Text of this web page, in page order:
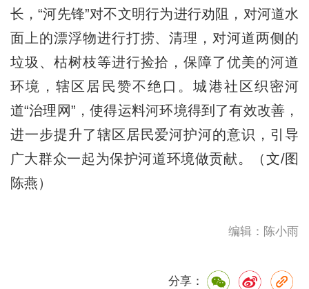
长，“河先锋”对不文明行为进行劝阻，对河道水
面上的漂浮物进行打捞、清理，对河道两侧的
垃圾、枯树枝等进行捡拾，保障了优美的河道
环境，辖区居民赞不绝口。城港社区织密河
道“治理网”，使得运料河环境得到了有效改善，
进一步提升了辖区居民爱河护河的意识，引导
广大群众一起为保护河道环境做贡献。（文/图
陈燕）
编辑：陈小雨
分享：